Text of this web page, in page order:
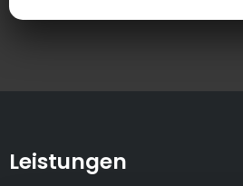
Leistungen